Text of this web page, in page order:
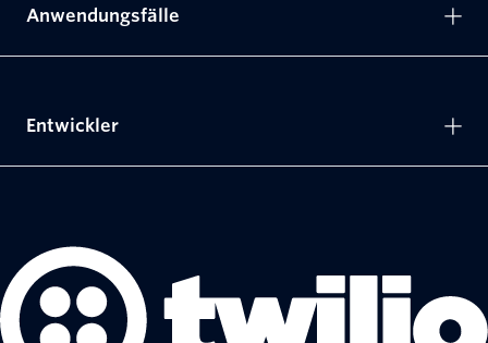
Anwendungsfälle
Entwickler